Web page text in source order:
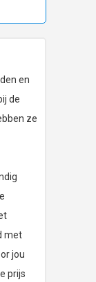
en
de
ze
met
jou
prijs